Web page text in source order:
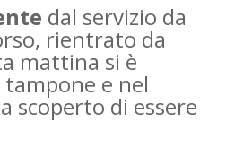
dal servizio da
rientrato da
mattina si è
e nel
scoperto di essere